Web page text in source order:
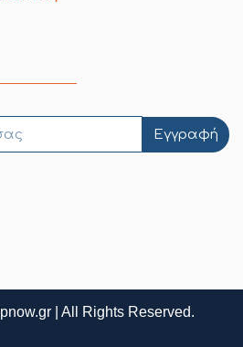
Εγγραφή
| All Rights Reserved.